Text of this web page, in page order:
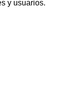
y usuarios.